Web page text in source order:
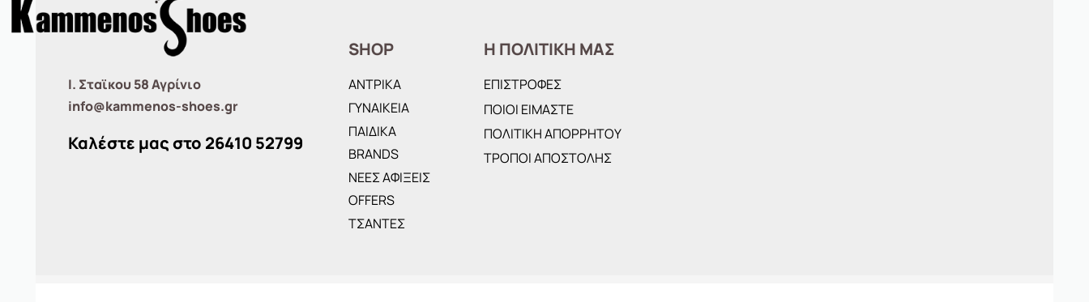
Ι. Σταϊκου 58 Αγρίνιο
info@kammenos-shoes.gr
Καλέστε μας στο 26410 52799
SHOP
ΑΝΤΡΙΚΑ
ΓΥΝΑΙΚΕΙΑ
ΠΑΙΔΙΚΑ
BRANDS
ΝΕΕΣ ΑΦΙΞΕΙΣ
OFFERS
ΤΣΑΝΤΕΣ
Η ΠΟΛΙΤΙΚΗ ΜΑΣ
ΕΠΙΣΤΡΟΦΕΣ
ΠΟΙΟΙ ΕΙΜΑΣΤΕ
ΠΟΛΙΤΙΚΗ ΑΠΟΡΡΗΤΟΥ
ΤΡΟΠΟΙ ΑΠΟΣΤΟΛΗΣ